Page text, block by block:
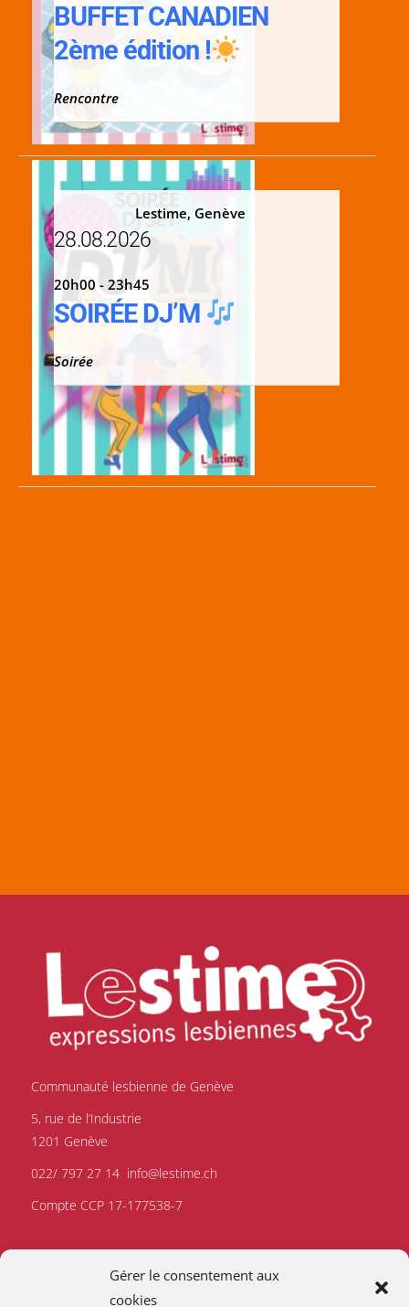
Gérer le consentement aux
cookies
BUFFET CANADIEN
2ème édition !
Rencontre
Lestime, Genève
28.08.2026
20h00 - 23h45
SOIRÉE DJ’M
Soirée
Communauté lesbienne de Genève
5, rue de l’Industrie
1201 Genève
022/ 797 27 14 info@lestime.ch
Compte CCP 17-177538-7